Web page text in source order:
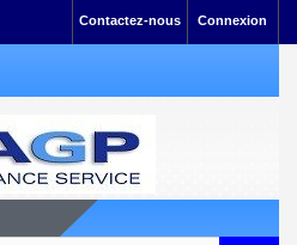
Connexion
Contactez-nous